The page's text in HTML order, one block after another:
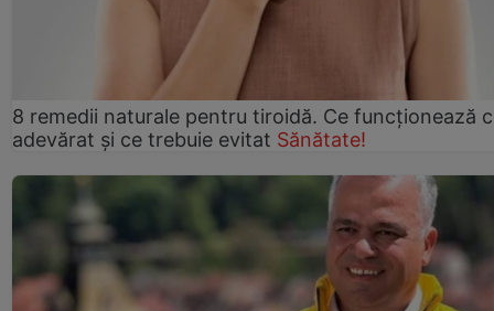
8 remedii naturale pentru tiroidă. Ce funcționează
adevărat și ce trebuie evitat Sănătate!